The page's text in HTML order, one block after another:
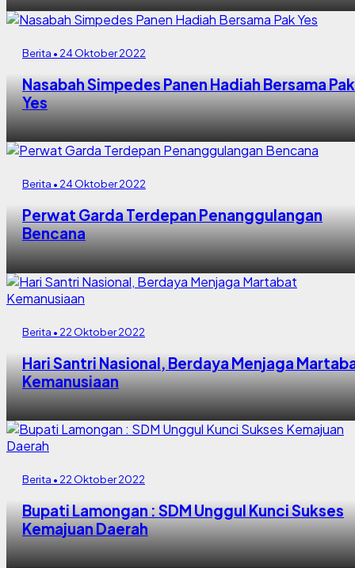
Berita • 24 Oktober 2022
Nasabah Simpedes Panen Hadiah Bersama Pak
Yes
Berita • 24 Oktober 2022
Perwat Garda Terdepan Penanggulangan
Bencana
Berita • 22 Oktober 2022
Hari Santri Nasional, Berdaya Menjaga
Kemanusiaan
Berita • 22 Oktober 2022
Bupati Lamongan : SDM Unggul Kunci Sukses
Kemajuan Daerah